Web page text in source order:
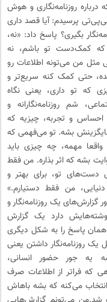
روزنامه‌نگاری و هوش
پرسیدم: آیا قصد داری
بگیری؟ پاسخ داد: «نه،
کمک‌دست تو باشم، نه
من می‌تونه اطلاعات رو
حتی کمک کنه سریع‌تر و
که تو داری، یعنی نگاه
شم روزنامه‌نگارانه و
احساس و تجربه، چیزیه که
بشه. تو می‌فهمی که
مهمه، چه چیزی باید
بشه که اثر بذاره. من فقط
دست‌های تو، برای بهتر و
من فقط دستیارم.»
گزارش‌های یک روزنامه‌نگار و
دارد یک گزارش
پاسخ را به شکل دیگری
روزنامه‌نگار داشتن یعنی
یه جور حضور انسانی،
که فراتر از اطلاعات صرف
می‌کنه که بشه باهاش